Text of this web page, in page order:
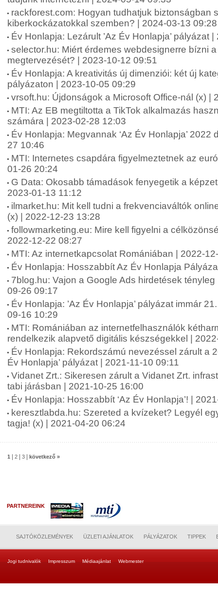
rackforest.com: Hogyan tudhatjuk biztonságban
kiberkockázatokkal szemben? | 2024-03-13 09:28
Év Honlapja: Lezárult ’Az Év Honlapja’ pályázat
selector.hu: Miért érdemes webdesignerre bízni
megtervezését? | 2023-10-12 09:51
Év Honlapja: A kreativitás új dimenziói: két új
pályázaton | 2023-10-05 09:29
vrsoft.hu: Újdonságok a Microsoft Office-nál (x) |
MTI: Az EB megtiltotta a TikTok alkalmazás
számára | 2023-02-28 12:03
Év Honlapja: Megvannak ‘Az Év Honlapja’ 2022
27 10:46
MTI: Internetes csapdára figyelmeztetnek az
01-26 20:24
G Data: Okosabb támadások fenyegetik a
2023-01-13 11:12
ilmarket.hu: Mit kell tudni a frekvenciaváltók
(x) | 2022-12-23 13:28
followmarketing.eu: Mire kell figyelni a
2022-12-22 08:27
MTI: Az internetkapcsolat Romániában | 2022-
Év Honlapja: Hosszabbít Az Év Honlapja
7blog.hu: Vajon a Google Ads hirdetések
09-26 09:17
Év Honlapja: ’Az Év Honlapja’ pályázat immár
09-16 10:29
MTI: Romániában az internetfelhasználók
rendelkezik alapvető digitális készségekkel |
Év Honlapja: Rekordszámú nevezéssel zárult a
Év Honlapja’ pályázat | 2021-11-10 09:11
Vidanet Zrt.: Sikeresen zárult a Vidanet Zrt.
tabi járásban | 2021-10-25 16:00
Év Honlapja: Hosszabbít ‘Az Év Honlapja’! |
keresztlabda.hu: Szereted a kvízeket? Legyél
tagja! (x) | 2021-04-20 06:24
1 2 3 következő »
PARTNEREINK
SAJTÓKÖZLEMÉNYEK ÜZLETI AJÁNLATOK PÁLYÁZATOK TIPPEK
Jogi tudnivalók Impresszum Médiaajánlat Webmester